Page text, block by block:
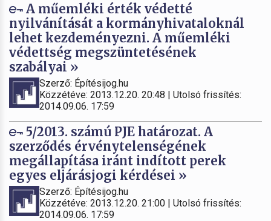
A műemléki érték védetté
nyilvánítását a kormányhivataloknál
lehet kezdeményezni. A műemléki
védettség megszüntetésének
szabályai »
Szerző: Építésijog.hu
Közzétéve: 2013.12.20. 20:48 | Utolsó frissítés:
2014.09.06. 17:59
5/2013. számú PJE határozat. A
szerződés érvénytelenségének
megállapítása iránt indított perek
egyes eljárásjogi kérdései »
Szerző: Építésijog.hu
Közzétéve: 2013.12.20. 21:00 | Utolsó frissítés:
2014.09.06. 17:59